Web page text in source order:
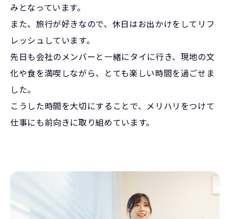
みとなっています。
また、旅行が好きなので、休日はお出かけをしてリフ
レッシュしています。
先日も会社のメンバーと一緒にタイに行き、現地の文
化や食を満喫しながら、とても楽しい時間を過ごせま
した。
こうした時間を大切にすることで、メリハリをつけて
仕事にも前向きに取り組めています。